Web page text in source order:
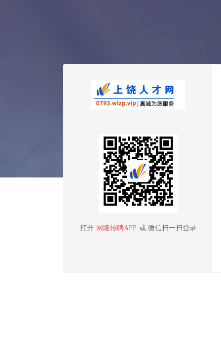
打开 网隆招聘APP 或 微信扫一扫登录